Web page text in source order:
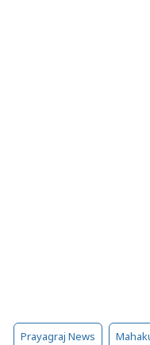
Prayagraj News